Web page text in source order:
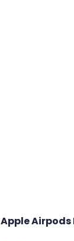
Apple Airpods